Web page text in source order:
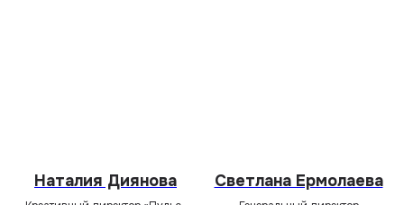
Наталия Диянова Светлана Ермолаева